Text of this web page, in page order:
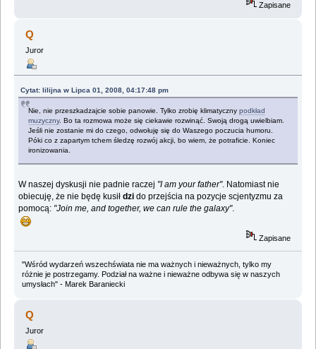
Zapisane
Q
Juror
Cytat: lilijna w Lipca 01, 2008, 04:17:48 pm
Nie, nie przeszkadzajcie sobie panowie. Tylko zrobię klimatycznypodkład
muzyczny. Bo ta rozmowa może się ciekawie rozwinąć. Swoją drogą uwielbiam.
Jeśli nie zostanie mi do czego, odwołuję się do Waszego poczucia humoru.
Póki co z zapartym tchem śledzę rozwój akcji, bo wiem, że potraficie. Koniec
ironizowania.
W naszej dyskusji nie padnie raczej "I am your father". Natomiast nie
obiecuję, że nie będę kusiłdzi do przejścia na pozycje scjentyzmu za
pomocą: "Join me, and together, we can rule the galaxy".
Zapisane
"Wśród wydarzeń wszechświata nie ma ważnych i nieważnych, tylko my
różnie je postrzegamy. Podział na ważne i nieważne odbywa się w naszych
umysłach" - Marek Baraniecki
Q
Juror